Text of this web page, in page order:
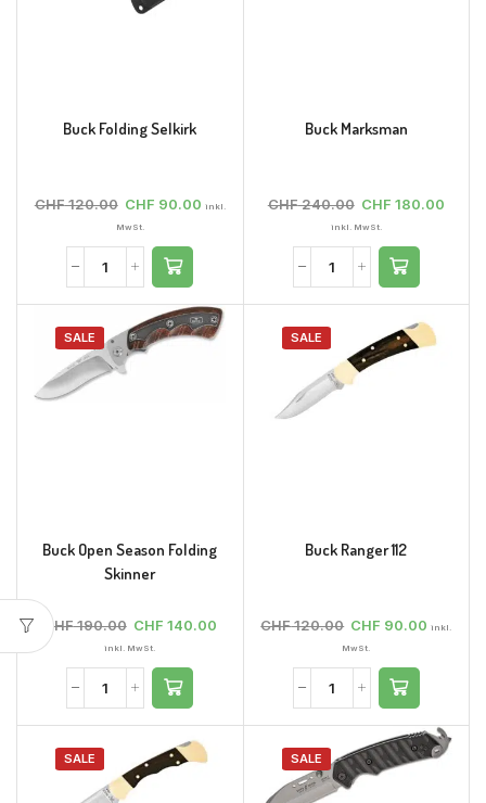
Buck Folding Selkirk
CHF120.00 CHF 90.00 inkl.
MwSt.
Buck Marksman
CHF240.00 CHF 180.00
inkl. MwSt.
SALE
Buck Open Season Folding
Skinner
CHF190.00 CHF 140.00
inkl. MwSt.
SALE
Buck Ranger 112
CHF120.00 CHF 90.00 inkl.
MwSt.
SALE SALE